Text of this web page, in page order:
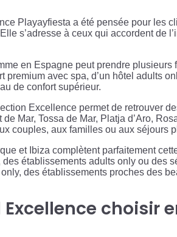
Playayfiesta a été pensée pour les
s’adresse à ceux qui accordent de
en Espagne peut prendre plusieurs
premium avec spa, d’un hôtel adults
de confort supérieur.
Excellence permet de retrouver
Mar, Tossa de Mar, Platja d’Aro,
couples, aux familles ou aux séjours
et Ibiza complètent parfaitement
établissements adults only ou des
des établissements proches des
choisir